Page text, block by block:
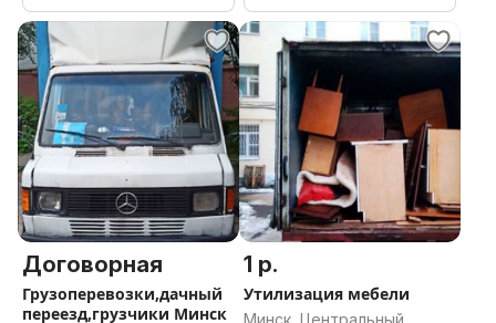
Договорная
Грузоперевозки,дачный
переезд,грузчики Минск
1 р.
Утилизация мебели
Минск, Центральный